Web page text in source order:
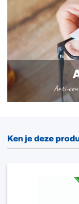
Anti-
Ken je deze